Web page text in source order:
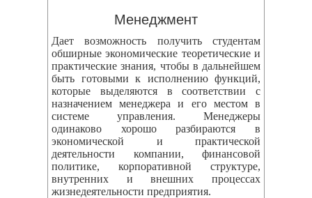
Менеджмент
Дает возможность получить студентам
обширные экономические теоретические и
практические знания, чтобы в дальнейшем
быть готовыми к исполнению функций,
которые выделяются в соответствии с
назначением менеджера и его местом в
системе управления. Менеджеры
одинаково хорошо разбираются в
экономической и практической
деятельности компании, финансовой
политике, корпоративной структуре,
внутренних и внешних процессах
жизнедеятельности предприятия.